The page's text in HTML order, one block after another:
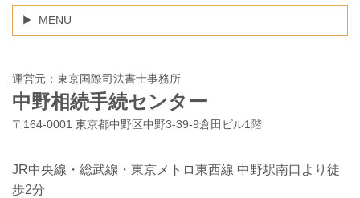
MENU
運営元：東京国際司法書士事務所
中野相続手続センター
〒164-0001 東京都中野区中野3-39-9倉田ビル1階
JR中央線・総武線・東京メトロ東西線 中野駅南口より徒
歩2分